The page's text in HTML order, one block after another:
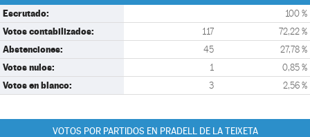
Escrutado: 100 %
Votos contabilizados: 117 72,22 %
Abstenciones: 45 27,78 %
Votos nulos: 1 0,85 %
Votos en blanco: 3 2,56 %
VOTOS POR PARTIDOS EN PRADELL DE LA TEIXETA